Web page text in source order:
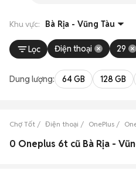
Khu vực: Bà Rịa - Vũng Tàu
Lọc Điện thoại 29
Dung lượng: 64 GB 128 GB
Chợ Tốt Điện thoại OnePlus
0 Oneplus 6t cũ Bà Rịa -